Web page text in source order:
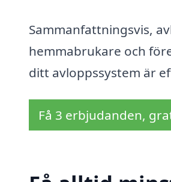
Sammanfattningsvis,
hemmabrukare och
ditt avloppssystem är
Få 3 erbjudanden,